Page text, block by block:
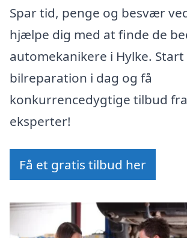
Spar tid, penge og besvær
hjælpe dig med at finde de
automekanikere i Hylke. Start
bilreparation i dag og få
konkurrencedygtige tilbud
eksperter!
Få et gratis tilbud her